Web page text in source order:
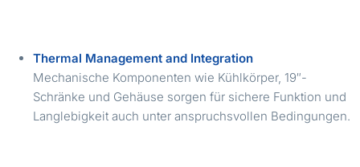
Thermal Management and Integration
Mechanische Komponenten wie Kühlkörper, 19″-
Schränke und Gehäuse sorgen für sichere Funktion und
Langlebigkeit auch unter anspruchsvollen Bedingungen.